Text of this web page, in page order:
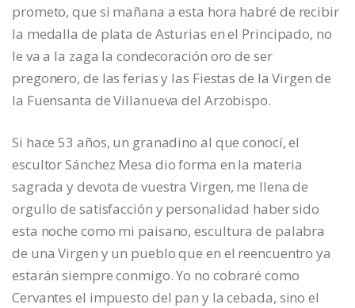
prometo, que si mañana a esta hora habré de recibir
la medalla de plata de Asturias en el Principado, no
le va a la zaga la condecoración oro de ser
pregonero, de las ferias y las Fiestas de la Virgen de
la Fuensanta de Villanueva del Arzobispo.
Si hace 53 años, un granadino al que conocí, el
escultor Sánchez Mesa dio forma en la materia
sagrada y devota de vuestra Virgen, me llena de
orgullo de satisfacción y personalidad haber sido
esta noche como mi paisano, escultura de palabra
de una Virgen y un pueblo que en el reencuentro ya
estarán siempre conmigo. Yo no cobraré como
Cervantes el impuesto del pan y la cebada, sino el